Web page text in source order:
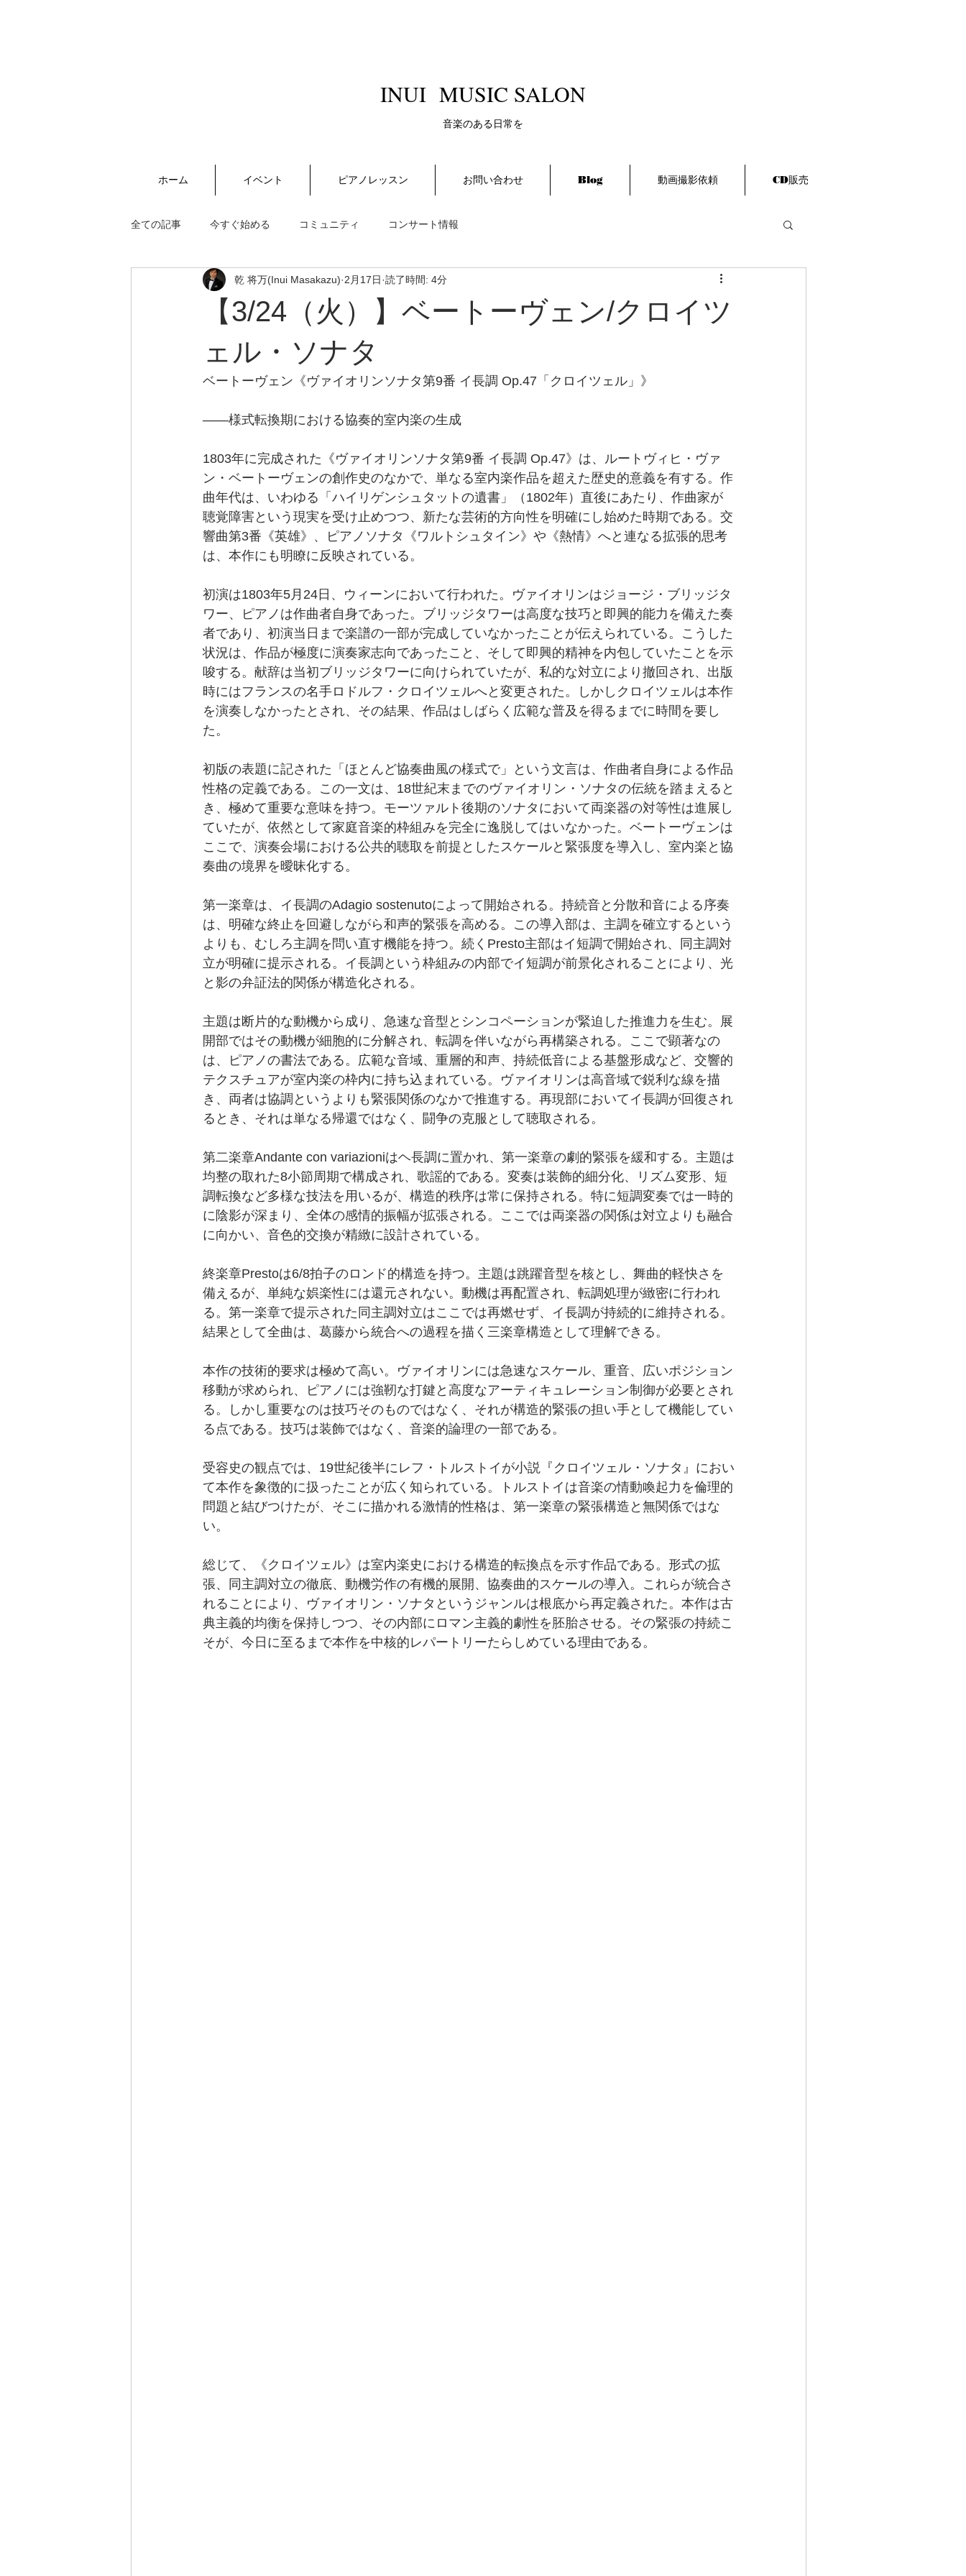
​INUI MUSIC SALON
​音楽のある日常を
ホーム イベント ピアノレッスン お問い合わせ Blog 動画撮影依頼 CD販売
全ての記事 今すぐ始める コミュニティ コンサート情報
【3/24（火）】ベートーヴェン/クロイツ
ェル・ソナタ
乾 将万(Inui Masakazu) 2月17日 読了時間: 4分
ベートーヴェン《ヴァイオリンソナタ第9番 イ長調 Op.47「クロイツェル」》
――様式転換期における協奏的室内楽の生成
1803年に完成された《ヴァイオリンソナタ第9番 イ長調 Op.47》は、ルートヴィヒ・ヴァ
ン・ベートーヴェンの創作史のなかで、単なる室内楽作品を超えた歴史的意義を有する。作
曲年代は、いわゆる「ハイリゲンシュタットの遺書」（1802年）直後にあたり、作曲家が
聴覚障害という現実を受け止めつつ、新たな芸術的方向性を明確にし始めた時期である。交
響曲第3番《英雄》、ピアノソナタ《ワルトシュタイン》や《熱情》へと連なる拡張的思考
は、本作にも明瞭に反映されている。
初演は1803年5月24日、ウィーンにおいて行われた。ヴァイオリンはジョージ・ブリッジタ
ワー、ピアノは作曲者自身であった。ブリッジタワーは高度な技巧と即興的能力を備えた奏
者であり、初演当日まで楽譜の一部が完成していなかったことが伝えられている。こうした
状況は、作品が極度に演奏家志向であったこと、そして即興的精神を内包していたことを示
唆する。献辞は当初ブリッジタワーに向けられていたが、私的な対立により撤回され、出版
時にはフランスの名手ロドルフ・クロイツェルへと変更された。しかしクロイツェルは本作
を演奏しなかったとされ、その結果、作品はしばらく広範な普及を得るまでに時間を要し
た。
初版の表題に記された「ほとんど協奏曲風の様式で」という文言は、作曲者自身による作品
性格の定義である。この一文は、18世紀末までのヴァイオリン・ソナタの伝統を踏まえると
き、極めて重要な意味を持つ。モーツァルト後期のソナタにおいて両楽器の対等性は進展し
ていたが、依然として家庭音楽的枠組みを完全に逸脱してはいなかった。ベートーヴェンは
ここで、演奏会場における公共的聴取を前提としたスケールと緊張度を導入し、室内楽と協
奏曲の境界を曖昧化する。
第一楽章は、イ長調のAdagio sostenutoによって開始される。持続音と分散和音による序奏
は、明確な終止を回避しながら和声的緊張を高める。この導入部は、主調を確立するという
よりも、むしろ主調を問い直す機能を持つ。続くPresto主部はイ短調で開始され、同主調対
立が明確に提示される。イ長調という枠組みの内部でイ短調が前景化されることにより、光
と影の弁証法的関係が構造化される。
主題は断片的な動機から成り、急速な音型とシンコペーションが緊迫した推進力を生む。展
開部ではその動機が細胞的に分解され、転調を伴いながら再構築される。ここで顕著なの
は、ピアノの書法である。広範な音域、重層的和声、持続低音による基盤形成など、交響的
テクスチュアが室内楽の枠内に持ち込まれている。ヴァイオリンは高音域で鋭利な線を描
き、両者は協調というよりも緊張関係のなかで推進する。再現部においてイ長調が回復され
るとき、それは単なる帰還ではなく、闘争の克服として聴取される。
第二楽章Andante con variazioniはヘ長調に置かれ、第一楽章の劇的緊張を緩和する。主題は
均整の取れた8小節周期で構成され、歌謡的である。変奏は装飾的細分化、リズム変形、短
調転換など多様な技法を用いるが、構造的秩序は常に保持される。特に短調変奏では一時的
に陰影が深まり、全体の感情的振幅が拡張される。ここでは両楽器の関係は対立よりも融合
に向かい、音色的交換が精緻に設計されている。
終楽章Prestoは6/8拍子のロンド的構造を持つ。主題は跳躍音型を核とし、舞曲的軽快さを
備えるが、単純な娯楽性には還元されない。動機は再配置され、転調処理が緻密に行われ
る。第一楽章で提示された同主調対立はここでは再燃せず、イ長調が持続的に維持される。
結果として全曲は、葛藤から統合への過程を描く三楽章構造として理解できる。
本作の技術的要求は極めて高い。ヴァイオリンには急速なスケール、重音、広いポジション
移動が求められ、ピアノには強靭な打鍵と高度なアーティキュレーション制御が必要とされ
る。しかし重要なのは技巧そのものではなく、それが構造的緊張の担い手として機能してい
る点である。技巧は装飾ではなく、音楽的論理の一部である。
受容史の観点では、19世紀後半にレフ・トルストイが小説『クロイツェル・ソナタ』におい
て本作を象徴的に扱ったことが広く知られている。トルストイは音楽の情動喚起力を倫理的
問題と結びつけたが、そこに描かれる激情的性格は、第一楽章の緊張構造と無関係ではな
い。
総じて、《クロイツェル》は室内楽史における構造的転換点を示す作品である。形式の拡
張、同主調対立の徹底、動機労作の有機的展開、協奏曲的スケールの導入。これらが統合さ
れることにより、ヴァイオリン・ソナタというジャンルは根底から再定義された。本作は古
典主義的均衡を保持しつつ、その内部にロマン主義的劇性を胚胎させる。その緊張の持続こ
そが、今日に至るまで本作を中核的レパートリーたらしめている理由である。